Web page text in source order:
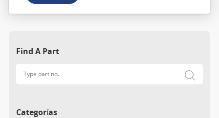
Find A Part
Categorías